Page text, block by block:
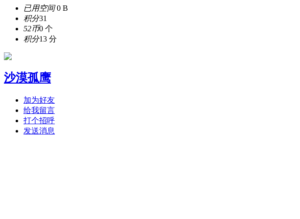
已用空间0 B
积分31
52币0 个
积分13 分
沙漠孤鹰
加为好友
给我留言
打个招呼
发送消息